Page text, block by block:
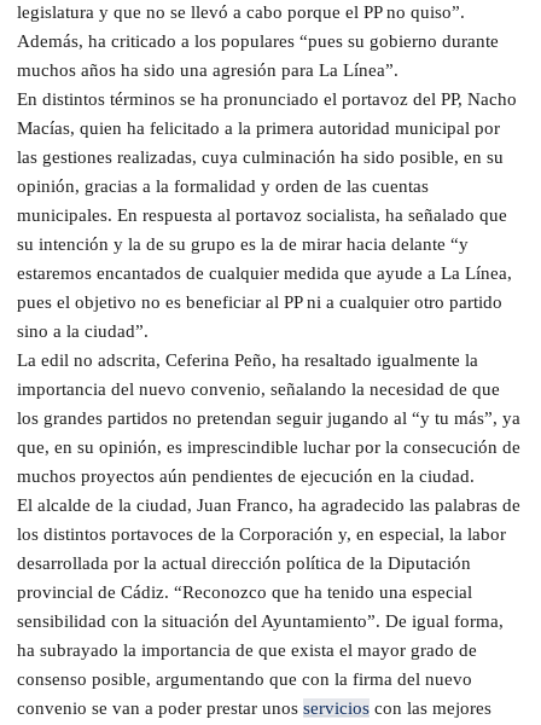
legislatura y que no se llevó a cabo porque el PP no quiso”.
Además, ha criticado a los populares “pues su gobierno durante
muchos años ha sido una agresión para La Línea”.
En distintos términos se ha pronunciado el portavoz del PP, Nacho
Macías, quien ha felicitado a la primera autoridad municipal por
las gestiones realizadas, cuya culminación ha sido posible, en su
opinión, gracias a la formalidad y orden de las cuentas
municipales. En respuesta al portavoz socialista, ha señalado que
su intención y la de su grupo es la de mirar hacia delante “y
estaremos encantados de cualquier medida que ayude a La Línea,
pues el objetivo no es beneficiar al PP ni a cualquier otro partido
sino a la ciudad”.
La edil no adscrita, Ceferina Peño, ha resaltado igualmente la
importancia del nuevo convenio, señalando la necesidad de que
los grandes partidos no pretendan seguir jugando al “y tu más”, ya
que, en su opinión, es imprescindible luchar por la consecución de
muchos proyectos aún pendientes de ejecución en la ciudad.
El alcalde de la ciudad, Juan Franco, ha agradecido las palabras de
los distintos portavoces de la Corporación y, en especial, la labor
desarrollada por la actual dirección política de la Diputación
provincial de Cádiz. “Reconozco que ha tenido una especial
sensibilidad con la situación del Ayuntamiento”. De igual forma,
ha subrayado la importancia de que exista el mayor grado de
consenso posible, argumentando que con la firma del nuevo
convenio se van a poder prestar unos servicios con las mejores